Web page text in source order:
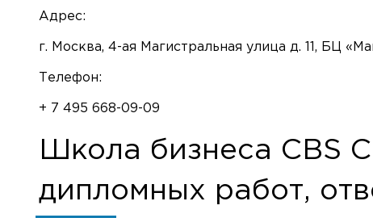
Адрес:
г. Москва, 4-ая Магистральная улица д. 11, БЦ
Телефон:
+ 7 495 668-09-09
Школа бизнеса CBS
дипломных работ,